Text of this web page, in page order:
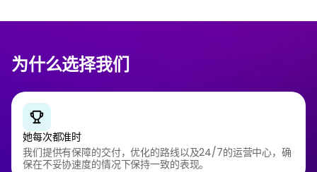
为什么选择我们
她每次都准时
我们提供有保障的交付，优化的路线以及24/7的运营中心，确
保在不妥协速度的情况下保持一致的表现。